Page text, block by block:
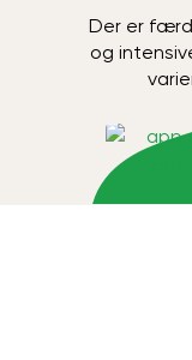
Der er
og